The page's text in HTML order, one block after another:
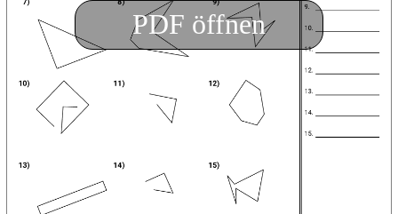
PDF öffnen